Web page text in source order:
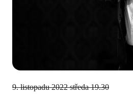
9. listopadu 2022 středa 19.30